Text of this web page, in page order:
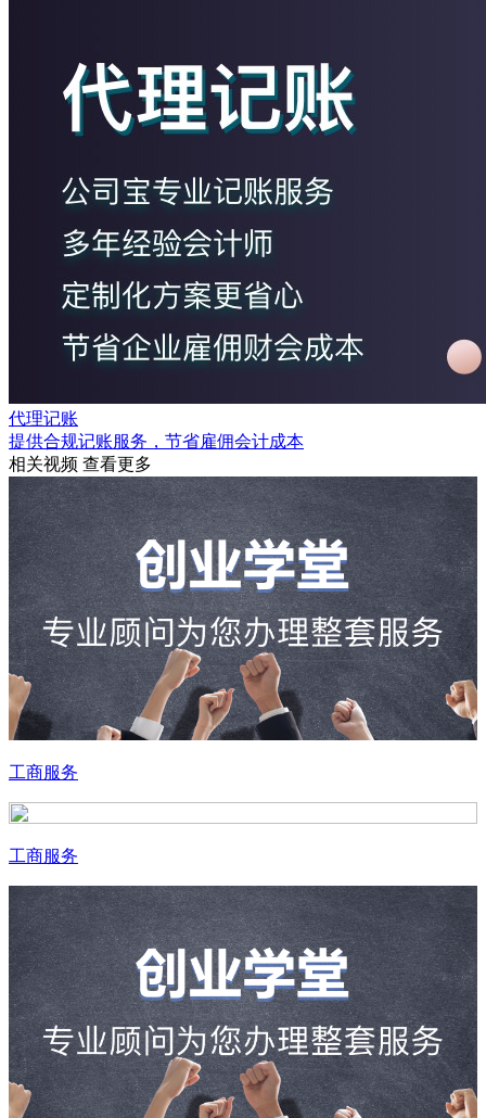
代理记账
提供合规记账服务，节省雇佣会计成本
相关视频 查看更多
工商服务
工商服务